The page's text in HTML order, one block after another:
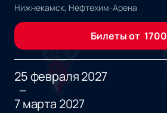
Нижнекамск, Нефтехим-Арена
Билеты от 1700
25 февраля 2027
—
7 марта 2027